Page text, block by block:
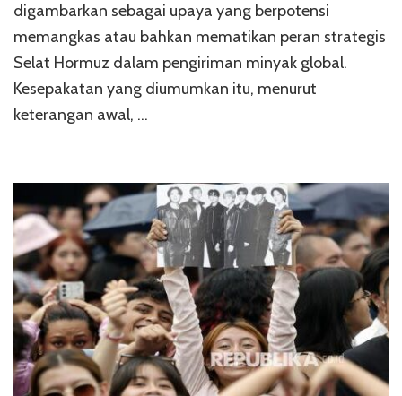
digambarkan sebagai upaya yang berpotensi
memangkas atau bahkan mematikan peran strategis
Selat Hormuz dalam pengiriman minyak global.
Kesepakatan yang diumumkan itu, menurut
keterangan awal, …